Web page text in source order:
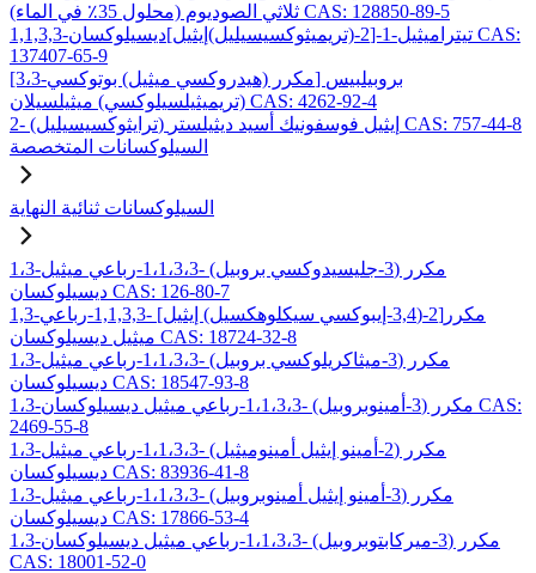
ثلاثي الصوديوم (محلول 35٪ في الماء) CAS: 128850-89-5
1,1,3,3-تيتراميثيل-1-[2-(تريميثوكسيسيليل)إيثيل]ديسيلوكسان CAS:
137407-65-9
[3،3-مكرر (هيدروكسي ميثيل) بوتوكسي] بروبيلبيس
(تريميثيلسيلوكسي) ميثيلسيلان CAS: 4262-92-4
2- (ترايثوكسيسيليل) إيثيل فوسفونيك أسيد ديثيلستر CAS: 757-44-8
السيلوكسانات المتخصصة
السيلوكسانات ثنائية النهاية
1،3-مكرر (3-جليسيدوكسي بروبيل) -1،1،3،3-رباعي ميثيل
ديسيلوكسان CAS: 126-80-7
1,3-مكرر[2-(3,4-إيبوكسي سيكلوهكسيل) إيثيل] -1,1,3,3-رباعي
ميثيل ديسيلوكسان CAS: 18724-32-8
1،3-مكرر (3-ميثاكريلوكسي بروبيل) -1،1،3،3-رباعي ميثيل
ديسيلوكسان CAS: 18547-93-8
1،3-مكرر (3-أمينوبروبيل) -1،1،3،3-رباعي ميثيل ديسيلوكسان CAS:
2469-55-8
1،3-مكرر (2-أمينو إيثيل أمينوميثيل) -1،1،3،3-رباعي ميثيل
ديسيلوكسان CAS: 83936-41-8
1،3-مكرر (3-أمينو إيثيل أمينوبروبيل) -1،1،3،3-رباعي ميثيل
ديسيلوكسان CAS: 17866-53-4
1،3-مكرر (3-ميركابتوبروبيل) -1،1،3،3-رباعي ميثيل ديسيلوكسان
CAS: 18001-52-0